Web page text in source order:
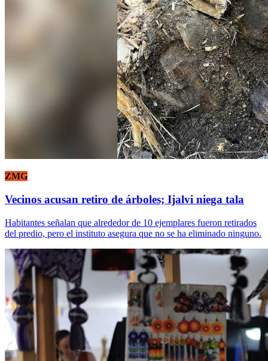
ZMG
Vecinos acusan retiro de árboles; Ijalvi niega tala
Habitantes señalan que alrededor de 10 ejemplares fueron retirados
del predio, pero el instituto asegura que no se ha eliminado ninguno.